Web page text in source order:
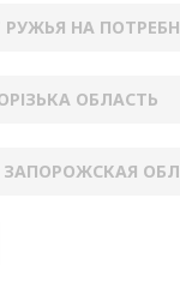
НА
ОБЛАСТЬ
ЗАПОРОЖСКАЯ